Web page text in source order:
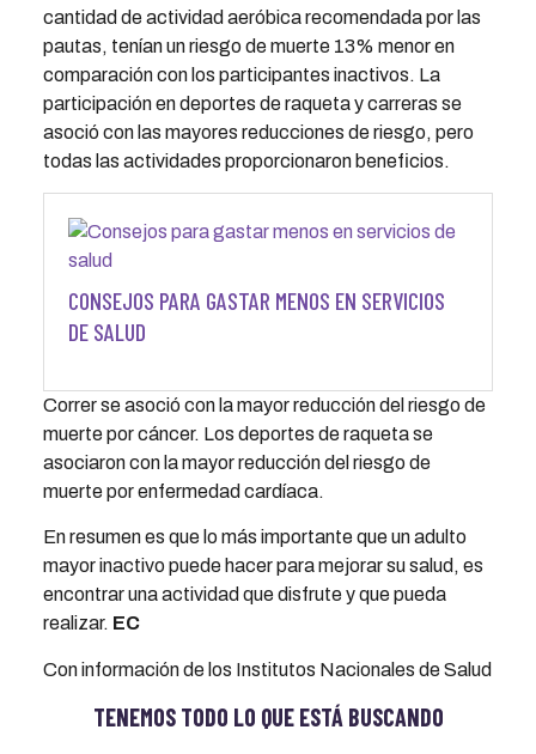
cantidad de actividad aeróbica recomendada por las
pautas, tenían un riesgo de muerte 13% menor en
comparación con los participantes inactivos. La
participación en deportes de raqueta y carreras se
asoció con las mayores reducciones de riesgo, pero
todas las actividades proporcionaron beneficios.
CONSEJOS PARA GASTAR MENOS EN SERVICIOS
DE SALUD
Correr se asoció con la mayor reducción del riesgo de
muerte por cáncer. Los deportes de raqueta se
asociaron con la mayor reducción del riesgo de
muerte por enfermedad cardíaca.
En resumen es que lo más importante que un adulto
mayor inactivo puede hacer para mejorar su salud, es
encontrar una actividad que disfrute y que pueda
realizar. EC
Con información de los Institutos Nacionales de Salud
TENEMOS TODO LO QUE ESTÁ BUSCANDO